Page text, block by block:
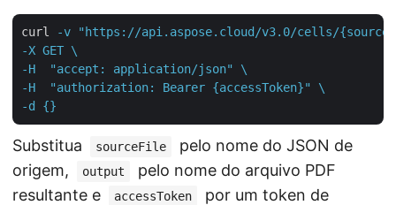
curl
-v "https://api.aspose.cloud/v3.0/cells/
-X GET \
-H  "accept: application/json" \
-H  "authorization: Bearer {accessToken}" \
-d {}
Substitua sourceFile
pelo nome do JSON de
origem,
output
pelo nome do arquivo PDF
resultante e
accessToken
por um token de